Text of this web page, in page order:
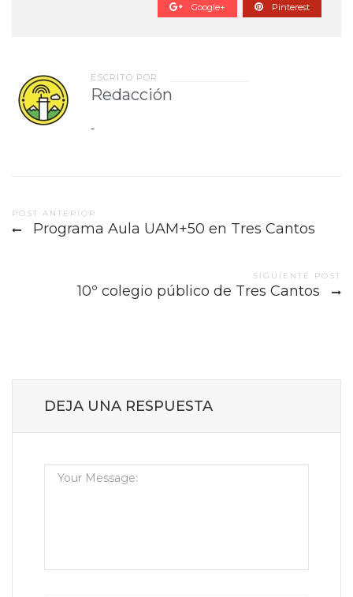
Google+ Pinterest
ESCRITO POR
Redacción
-
Post
navigation
POST ANTERIOR
Programa Aula UAM+50 en Tres Cantos
SIGUIENTE POST
10º colegio público de Tres Cantos
DEJA UNA RESPUESTA